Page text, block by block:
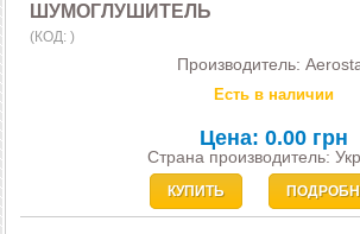
ШУМОГЛУШИТЕЛЬ
(КОД: )
Производитель:
Есть в наличии
Цена: 0.00 грн
Страна производитель:
КУПИТЬ